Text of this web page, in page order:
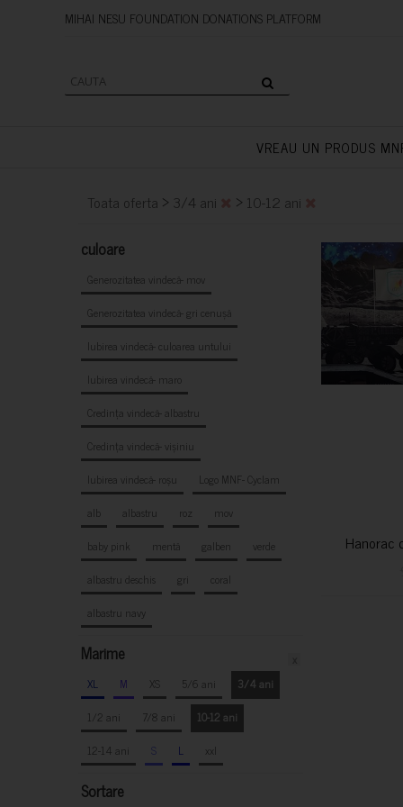
MIHAI NESU FOUNDATION
VREAU UN PRODUS
Toata oferta > 3/4 ani > 10-12 ani
culoare
Generozitatea vindecă- mov
Generozitatea vindecă- gri cenușă
Iubirea vindecă- culoarea untului
Iubirea vindecă- maro
Credința vindecă- albastru
Credința vindecă- vișiniu
Iubirea vindecă- roșu
Logo MNF- Cyclam
alb
albastru roz
mov
baby pink
mentă galben
verde
albastru deschis
gri
coral
albastru navy
Marime
XL M XS 5/6 ani
3/4 ani
1/2 ani
7/8 ani
10-12 ani
12-14 ani
S L xxl
Sortare
Hanorac